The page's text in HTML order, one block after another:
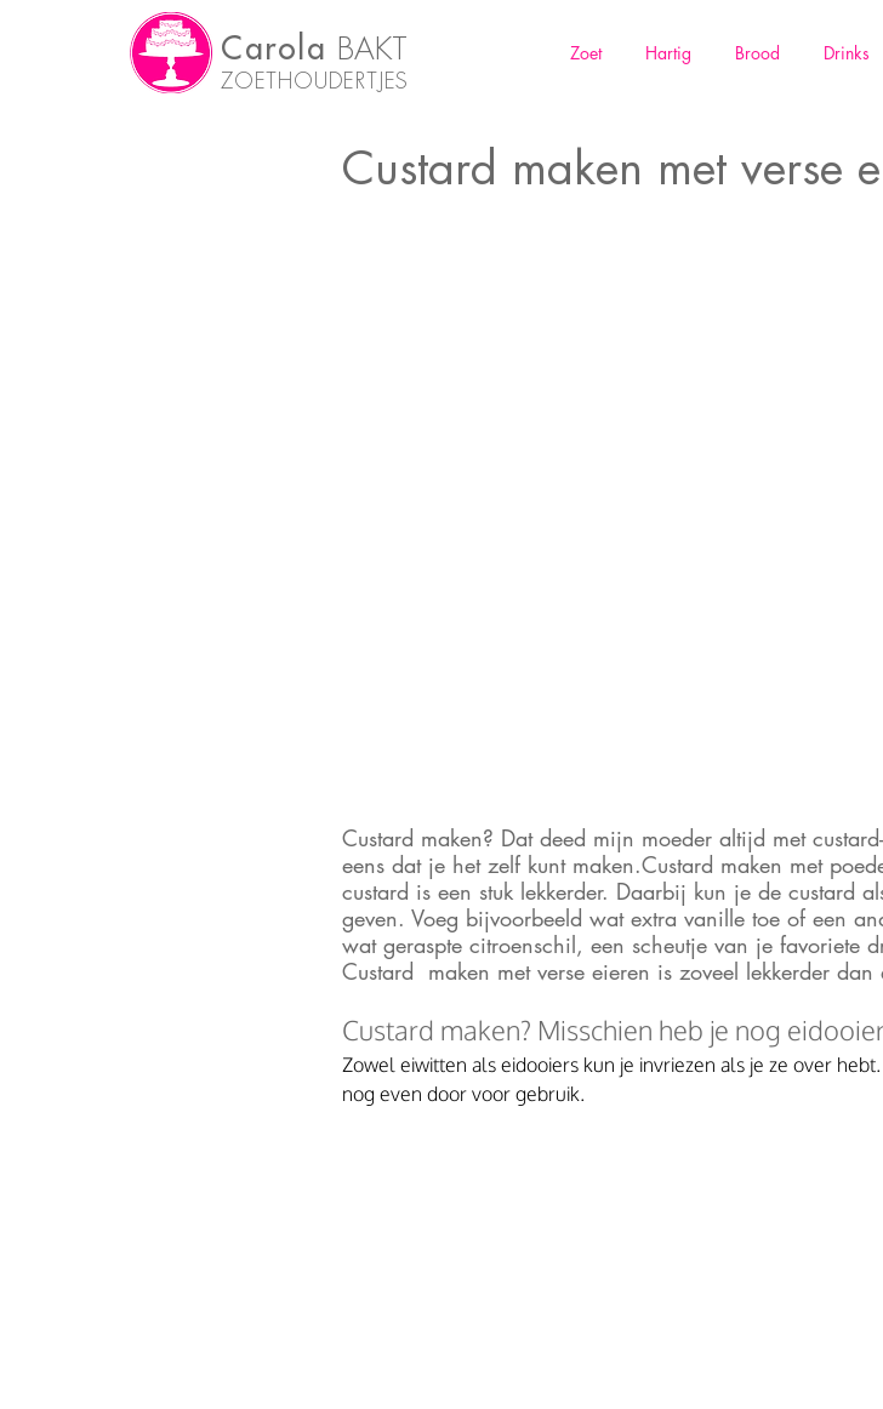
Carola BAKT
ZOETHOUDERTJES
Zoet Hartig Brood Drinks
Custard maken met verse
Custard maken? Dat deed mijn moeder altijd met
eens dat je het zelf kunt maken.Custard maken met
custard is een stuk lekkerder. Daarbij kun je de custard
geven. Voeg bijvoorbeeld wat extra vanille toe of een
wat geraspte citroenschil, een scheutje van je favoriete
Custard  maken met verse eieren is zoveel lekkerder dan
Custard maken? Misschien heb je nog
Zowel eiwitten als eidooiers kun je invriezen als je ze over
nog even door voor gebruik.